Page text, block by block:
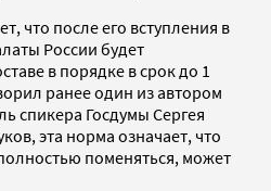
что после его вступления в
России будет
в порядке в срок до 1
ранее один из автором
спикера Госдумы Сергея
эта норма означает, что
поменяться, может